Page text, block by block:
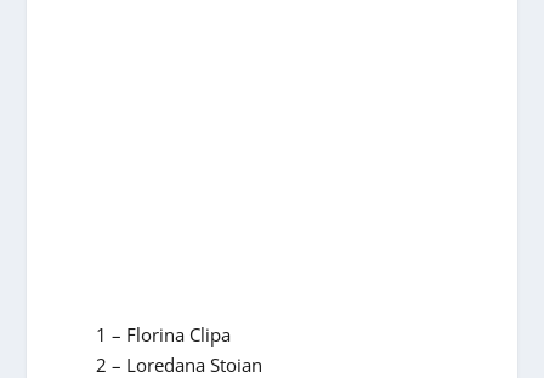
1 – Florina Clipa
2 – Loredana Stoian